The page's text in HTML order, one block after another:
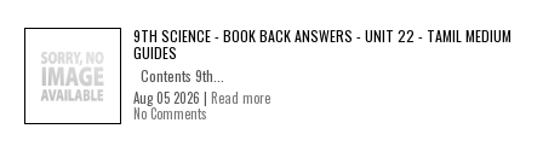
9TH SCIENCE - BOOK BACK ANSWERS - UNIT 22 - TAMIL MEDIUM
GUIDES
Contents 9th...
Aug 05 2026 | Read more
No Comments